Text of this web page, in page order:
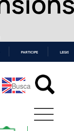
PARTICIPE